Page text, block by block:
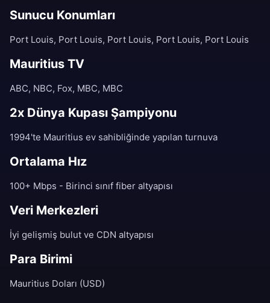
Sunucu Konumları
Port Louis, Port Louis, Port Louis, Port Louis, Port Louis
Mauritius TV
ABC, NBC, Fox, MBC, MBC
2x Dünya Kupası Şampiyonu
1994'te Mauritius ev sahibliğinde yapılan turnuva
Ortalama Hız
100+ Mbps - Birinci sınıf fiber altyapısı
Veri Merkezleri
İyi gelişmiş bulut ve CDN altyapısı
Para Birimi
Mauritius Doları (USD)